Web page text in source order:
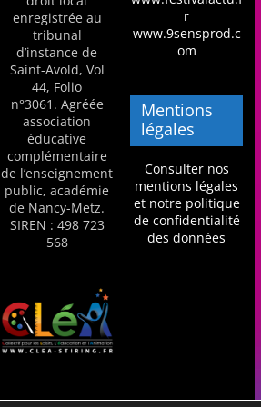
a
n
s
a
v
e
c
l
e
C
A
!
enregistrée au
tribunal
d’instance de
Saint-Avold, Vol
44, Folio
n°3061. Agréée
association
éducative
complémentaire
de l’enseignement
public, académie
de Nancy-Metz.
SIREN : 498 723
568
r
www.9sensprod.c
om
Mentions
légales
Consulter nos
mentions légales
et notre politique
de confidentialité
des données